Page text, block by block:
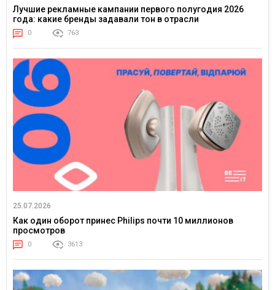
Лучшие рекламные кампании первого полугодия 2026
года: какие бренды задавали тон в отрасли
0 763
25.07.2026
Как один оборот принес Philips почти 10 миллионов
просмотров
0 3613